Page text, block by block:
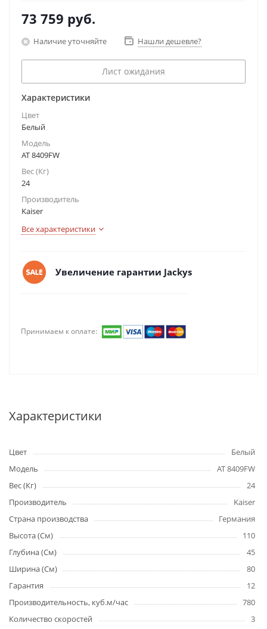
73 759 руб.
Наличие уточняйте Нашли дешевле?
Лист ожидания
Характеристики
Цвет
Белый
Модель
AT 8409FW
Вес (Кг)
24
Производитель
Kaiser
Все характеристики
Увеличение гарантии Jackys
Принимаем к оплате:
Характеристики
Цвет
Белый
Модель
AT 8409FW
Вес (Кг)
24
Производитель
Kaiser
Страна производства
Германия
Высота (См)
110
Глубина (См)
45
Ширина (См)
80
Гарантия
12
Производительность, куб.м/час
780
Количество скоростей
3